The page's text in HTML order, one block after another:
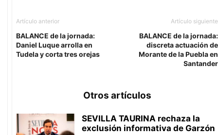
Artículo anterior
BALANCE de la jornada:
Daniel Luque arrolla en
Tudela y corta tres orejas
Artículo siguiente
BALANCE de la jornada:
discreta actuación de
Morante de la Puebla en
Santander
Otros artículos
SEVILLA TAURINA rechaza la
exclusión informativa de Garzón